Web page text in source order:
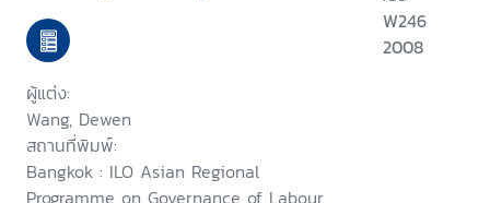
ผู้แต่ง:
Wang, Dewen
สถานที่พิมพ์:
Bangkok : ILO Asian Regional
W246
2008